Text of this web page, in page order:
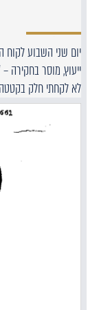
יום שני השבוע
ייעוץ, מוסר בחקירה
לא לקחתי חלק